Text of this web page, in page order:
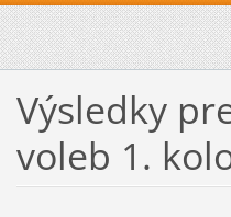
Výsledky
voleb 1.